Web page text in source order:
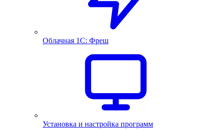
Облачная 1С: Фреш
Установка и настройка программ